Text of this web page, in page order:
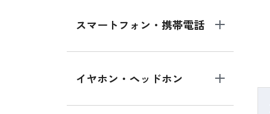
スマートフォン・携帯電話
イヤホン・ヘッドホン